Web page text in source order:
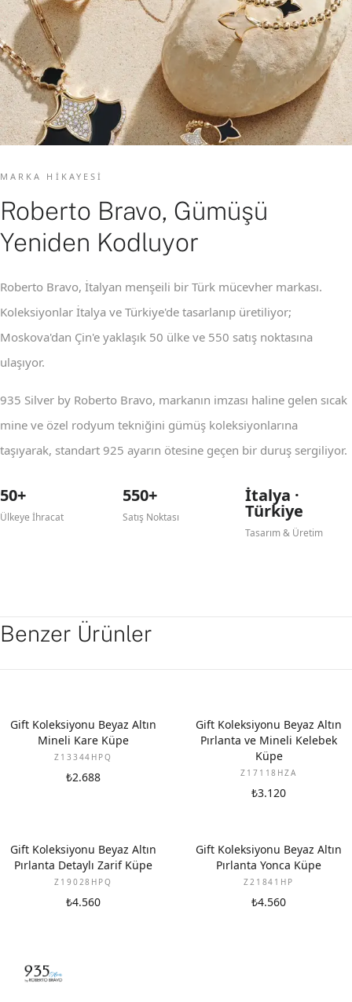
MARKA HIKAYESI
Roberto Bravo, Gümüşü
Yeniden Kodluyor
Roberto Bravo, İtalyan menşeili bir Türk mücevher markası.
Koleksiyonlar İtalya ve Türkiye'de tasarlanıp üretiliyor;
Moskova'dan Çin'e yaklaşık 50 ülke ve 550 satış noktasına
ulaşıyor.
935 Silver by Roberto Bravo, markanın imzası haline gelen sıcak
mine ve özel rodyum tekniğini gümüş koleksiyonlarına
taşıyarak, standart 925 ayarın ötesine geçen bir duruş sergiliyor.
50+
Ülkeye İhracat
550+
Satış Noktası
İtalya ·
Türkiye
Tasarım & Üretim
Benzer Ürünler
YENI
Gift Koleksiyonu Beyaz Altın
Mineli Kare Küpe
Z13344HPQ
₺2.688
YENI
Gift Koleksiyonu Beyaz Altın
Pırlanta ve Mineli Kelebek
Küpe
Z17118HZA
₺3.120
YENI
Gift Koleksiyonu Beyaz Altın
Pırlanta Detaylı Zarif Küpe
Z19028HPQ
₺4.560
YENI
Gift Koleksiyonu Beyaz Altın
Pırlanta Yonca Küpe
Z21841HP
₺4.560